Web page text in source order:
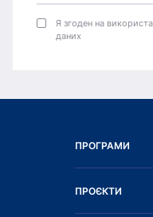
Я згоден на
даних
ПРОГРАМИ
ПРОЄКТИ